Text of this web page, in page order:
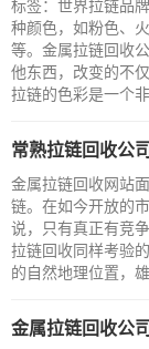
标签：世界拉链品
种颜色，如粉色、
等。金属拉链回收
他东西，改变的不
拉链的色彩是一个
常熟拉链回收公司库存拉
金属拉链回收网站
链。在如今开放的
说，只有真正有竞
拉链回收同样考验
的自然地理位置，
金属拉链回收公司 回收铜